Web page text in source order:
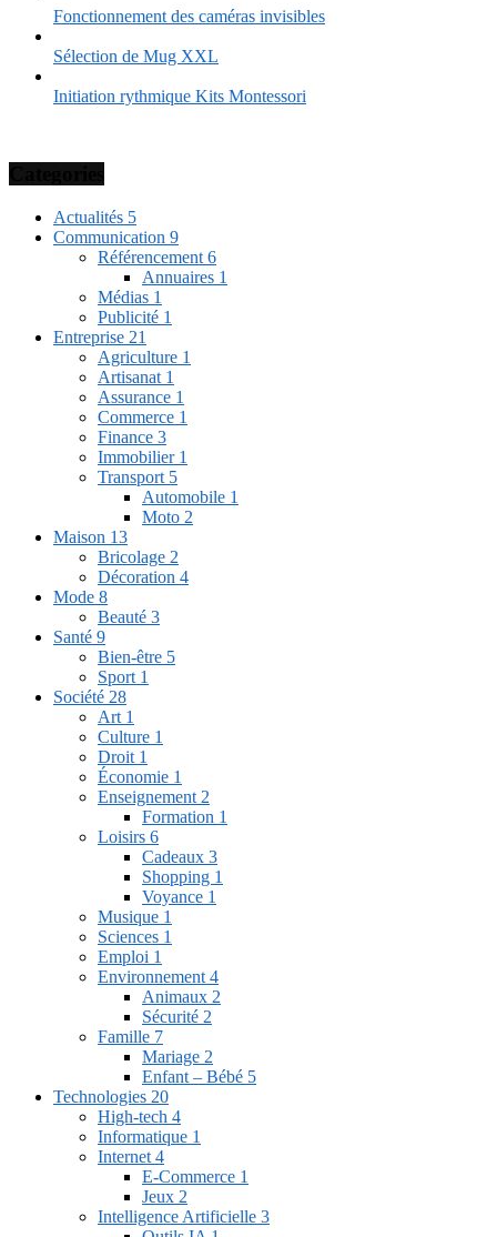
Fonctionnement des caméras invisibles
Sélection de Mug XXL
Initiation rythmique Kits Montessori
Actualités 5
Communication 9
Référencement 6
Annuaires 1
Médias 1
Publicité 1
Entreprise 21
Agriculture 1
Artisanat 1
Assurance 1
Commerce 1
Finance 3
Immobilier 1
Transport 5
Automobile 1
Moto 2
Maison 13
Bricolage 2
Décoration 4
Mode 8
Beauté 3
Santé 9
Bien-être 5
Sport 1
Société 28
Art 1
Culture 1
Droit 1
Économie 1
Enseignement 2
Formation 1
Loisirs 6
Cadeaux 3
Shopping 1
Voyance 1
Musique 1
Sciences 1
Emploi 1
Environnement 4
Animaux 2
Sécurité 2
Famille 7
Mariage 2
Enfant – Bébé 5
Technologies 20
High-tech 4
Informatique 1
Internet 4
E-Commerce 1
Jeux 2
Intelligence Artificielle 3